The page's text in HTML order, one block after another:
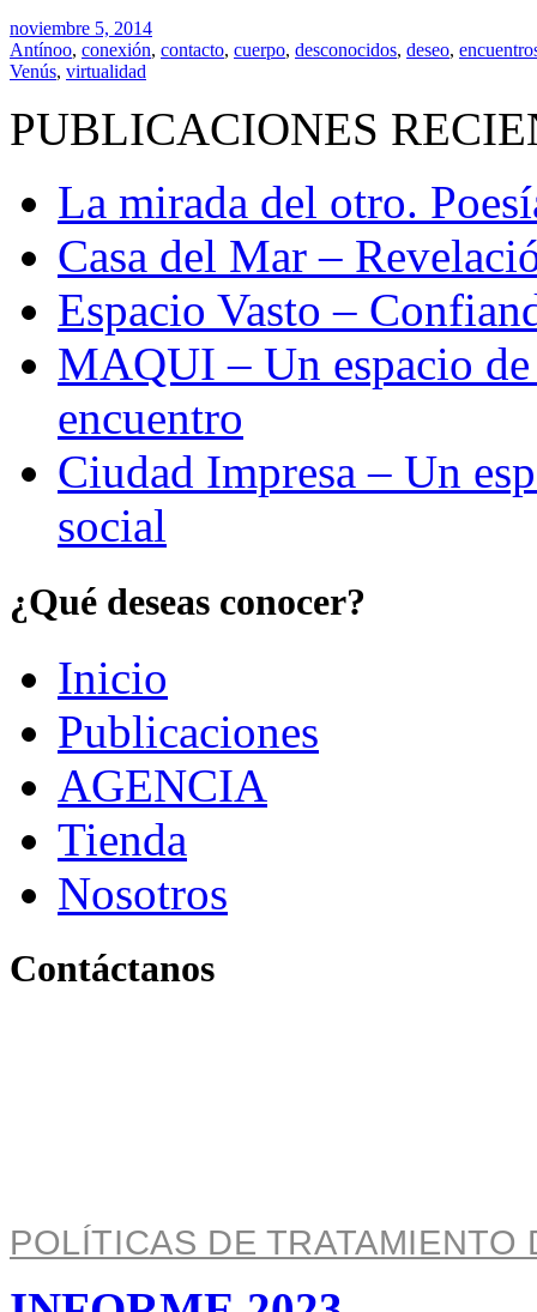
noviembre 5, 2014
Antínoo, conexión, contacto, cuerpo, desconocidos, deseo,
Venús, virtualidad
PUBLICACIONES
La mirada del otro.
Casa del Mar –
Espacio Vasto –
MAQUI – Un espacio
encuentro
Ciudad Impresa – Un
social
¿Qué deseas conocer?
Inicio
Publicaciones
AGENCIA
Tienda
Nosotros
Contáctanos
POLÍTICAS DE TRATAMIENTO